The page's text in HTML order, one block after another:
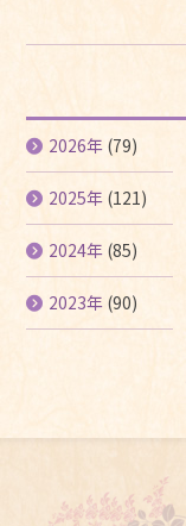
2026年 (79)
2025年 (121)
2024年 (85)
2023年 (90)